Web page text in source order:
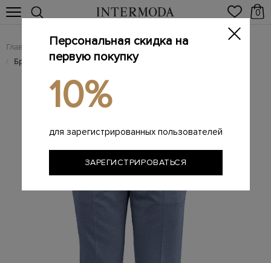
0
Главная Мужчинам / Одежда / Мужские брюки
/ Брендовые мужские брюки
Персональная скидка на
первую покупку
10%
для зарегистрированных пользователей
ЗАРЕГИСТРИРОВАТЬСЯ